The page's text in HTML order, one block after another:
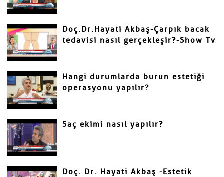
Yorumunuz
Gönder
Doç.Dr.Hayati Akbaş-Çarpık bacak
tedavisi nasıl gerçekleşir?-Show Tv
Hangi durumlarda burun estetiği
operasyonu yapılır?
Saç ekimi nasıl yapılır?
Doç. Dr. Hayati Akbaş -Estetik